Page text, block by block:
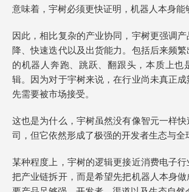
意味着，宇树必须更快证明，机器人本身能
因此，相比复杂的产业协同，宇树更强调
降、快速迭代以及出货能力。包括后来频
的机器人奔跑、跳跃、翻跟头，本质上也
辑。因为对于宇树来说，在行业尚未真正
先需要被市场接受。
这也是为什么，宇树虽然没有像智元一样
司，但它依然形成了极强的开发者生态与全
某种程度上，宇树的逻辑更接近消费电子
把产业链拆开，而是希望先把机器人本身做